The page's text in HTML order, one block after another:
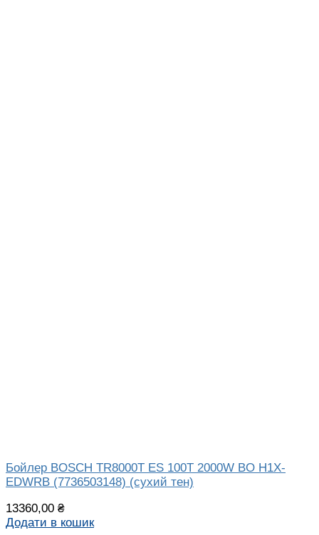
Бойлер BOSCH TR8000T ES 100T 2000W BO H1X-
EDWRB (7736503148) (сухий тен)
13360,00 ₴
Додати в кошик